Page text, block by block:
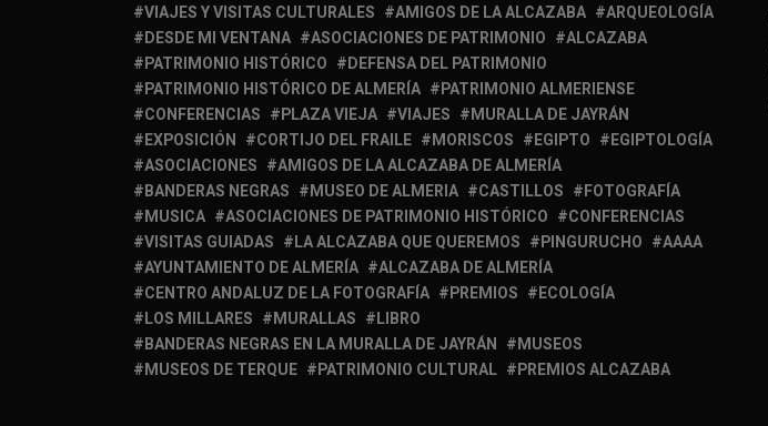
VIAJES Y VISITAS CULTURALES
AMIGOS DE LA ALCAZABA
ARQUEOLOGÍA
DESDE MI VENTANA
ASOCIACIONES DE PATRIMONIO
ALCAZABA
PATRIMONIO HISTÓRICO
DEFENSA DEL PATRIMONIO
PATRIMONIO HISTÓRICO DE ALMERÍA
PATRIMONIO ALMERIENSE
CONFERENCIAS
PLAZA VIEJA VIAJES
MURALLA DE JAYRÁN
EXPOSICIÓN
CORTIJO DEL FRAILE MORISCOS EGIPTO
EGIPTOLOGÍA
ASOCIACIONES
AMIGOS DE LA ALCAZABA DE ALMERÍA
BANDERAS NEGRAS
MUSEO DE ALMERIA CASTILLOS
FOTOGRAFÍA
MUSICA
ASOCIACIONES DE PATRIMONIO HISTÓRICO
CONFERENCIAS
VISITAS GUIADAS
LA ALCAZABA QUE QUEREMOS PINGURUCHO
AAAA
AYUNTAMIENTO DE ALMERÍA
ALCAZABA DE ALMERÍA
CENTRO ANDALUZ DE LA FOTOGRAFÍA
PREMIOS
ECOLOGÍA
LOS MILLARES
MURALLAS
LIBRO
BANDERAS NEGRAS EN LA MURALLA DE JAYRÁN
MUSEOS
MUSEOS DE TERQUE
PATRIMONIO CULTURAL PREMIOS ALCAZABA